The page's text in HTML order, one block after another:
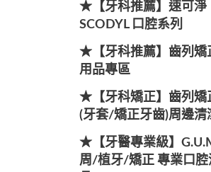
★【牙科推薦】速可淨
SCODYL 口腔系列
★【牙科推薦】齒列矯
用品專區
★【牙科矯正】齒列矯
(牙套/矯正牙齒)周邊清
★【牙醫專業級】
周/植牙/矯正 專業口腔